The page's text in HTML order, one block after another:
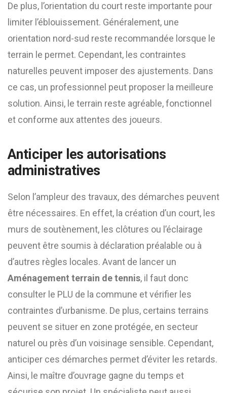
De plus, l’orientation du court reste importante pour
limiter l’éblouissement. Généralement, une
orientation nord-sud reste recommandée lorsque le
terrain le permet. Cependant, les contraintes
naturelles peuvent imposer des ajustements. Dans
ce cas, un professionnel peut proposer la meilleure
solution. Ainsi, le terrain reste agréable, fonctionnel
et conforme aux attentes des joueurs.
Anticiper les autorisations
administratives
Selon l’ampleur des travaux, des démarches peuvent
être nécessaires. En effet, la création d’un court, les
murs de soutènement, les clôtures ou l’éclairage
peuvent être soumis à déclaration préalable ou à
d’autres règles locales. Avant de lancer un
Aménagement terrain de tennis, il faut donc
consulter le PLU de la commune et vérifier les
contraintes d’urbanisme. De plus, certains terrains
peuvent se situer en zone protégée, en secteur
naturel ou près d’un voisinage sensible. Cependant,
anticiper ces démarches permet d’éviter les retards.
Ainsi, le maître d’ouvrage gagne du temps et